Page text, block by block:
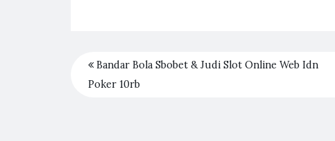
Bandar Bola Sbobet & Judi Slot Online Web Idn
Poker 10rb